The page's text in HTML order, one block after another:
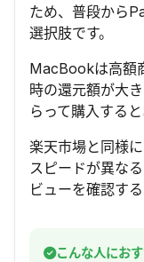
ため、普段から
選択肢です。
MacBookは高額
時の還元額が大
らって購入する
楽天市場と同様
スピードが異な
ビューを確認す
こんな人にお